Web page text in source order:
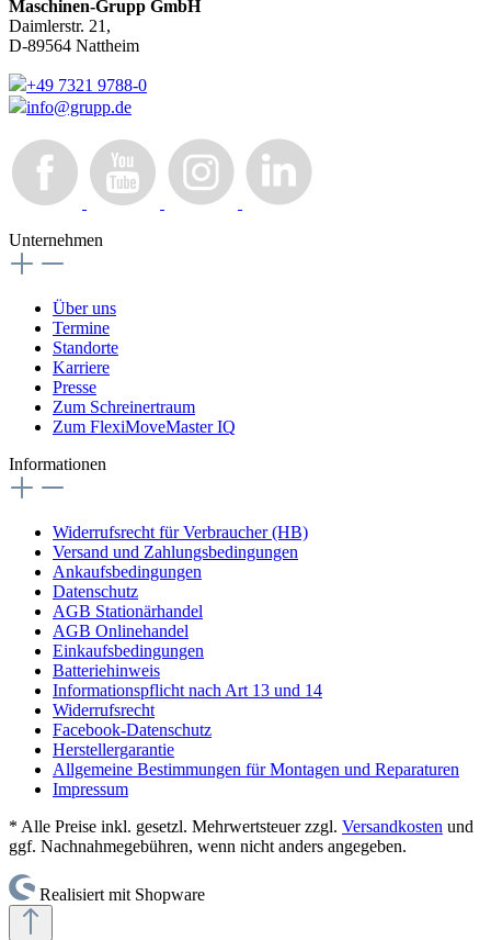
Maschinen-Grupp GmbH
Daimlerstr. 21,
D-89564 Nattheim
+49 7321 9788-0
info@grupp.de
Unternehmen
Über uns
Termine
Standorte
Karriere
Presse
Zum Schreinertraum
Zum FlexiMoveMaster IQ
Informationen
Widerrufsrecht für Verbraucher (HB)
Versand und Zahlungsbedingungen
Ankaufsbedingungen
Datenschutz
AGB Stationärhandel
AGB Onlinehandel
Einkaufsbedingungen
Batteriehinweis
Informationspflicht nach Art 13 und 14
Widerrufsrecht
Facebook-Datenschutz
Herstellergarantie
Allgemeine Bestimmungen für Montagen und Reparaturen
Impressum
* Alle Preise inkl. gesetzl. Mehrwertsteuer zzgl. Versandkosten und
ggf. Nachnahmegebühren, wenn nicht anders angegeben.
Realisiert mit Shopware